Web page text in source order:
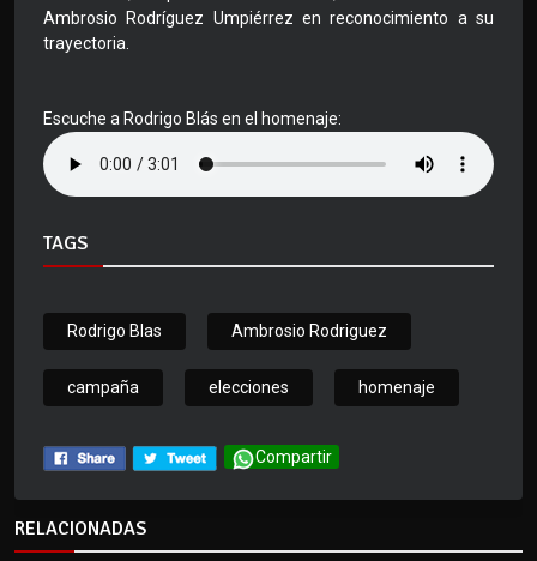
Ambrosio Rodríguez Umpiérrez en reconocimiento a su
trayectoria.
Escuche a Rodrigo Blás en el homenaje:
TAGS
Rodrigo Blas Ambrosio Rodriguez
campaña elecciones homenaje
Compartir
RELACIONADAS